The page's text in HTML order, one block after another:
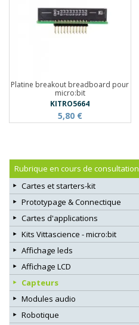
Platine breakout breadboard pour
micro:bit
KITRO5664
5,80 €
Rubrique en cours de consultation
Cartes et starters-kit
Prototypage & Connectique
Cartes d'applications
Kits Vittascience - micro:bit
Affichage leds
Affichage LCD
Capteurs
Modules audio
Robotique